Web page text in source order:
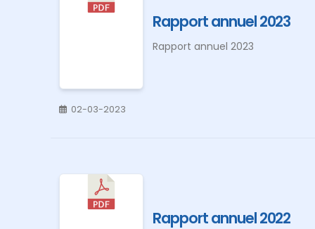
Rapport annuel 2023
Rapport annuel 2023
02-03-2023
Rapport annuel 2022